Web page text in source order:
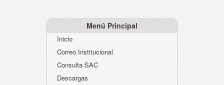
Atención al Ciudadano
Instituciones Educativas
Despacho Secretaría
Menú Principal
Inicio
Correo Institucional
Consulta SAC
Descargas